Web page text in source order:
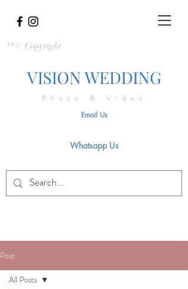
™© Copyright
VISION WEDDING
Photo & Video
Email Us
Whatsapp Us
Post
All Posts